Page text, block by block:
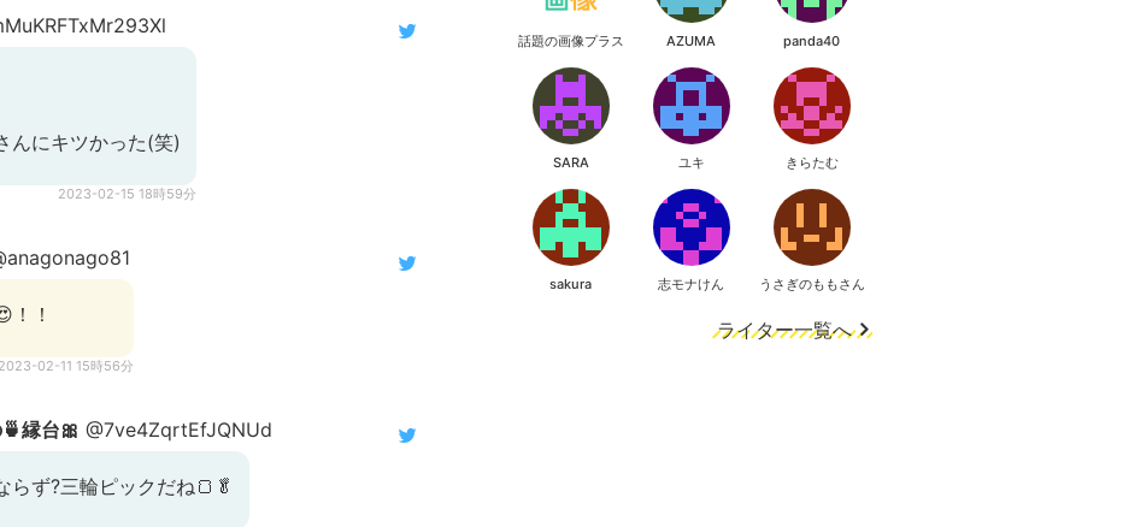
んにキツかった(笑)
2023-02-15 18時59分
！！
2023-02-11 15時56分
縁台🎀 @7ve4ZqrtEfJQNUd
らず?三輪ピックだね🍞🥬
話題の画像プラス AZUMA panda40
SARA ユキ きらたむ
sakura 志モナけん うさぎのももさん
ライター一覧へ